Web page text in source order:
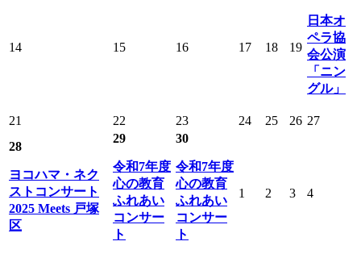
14 15 16 17 18 19
日本オ
ペラ協
会公演
「ニン
グル」
21 22 23 24 25 26 27
28
ヨコハマ・ネク
ストコンサート
2025 Meets 戸塚
区
29
令和7年度
心の教育
ふれあい
コンサー
ト
30
令和7年度
心の教育
ふれあい
コンサー
ト
1 2 3 4